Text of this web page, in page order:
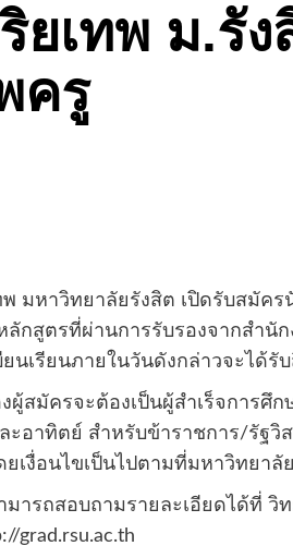
ยเทพ ม.รั
ครู
พ มหาวิทยาลัยรังสิต เปิดรับสมั
ลักสูตรที่ผ่านการรับรองจากสำนั
นเรียนภายในวันดังกล่าวจะได้รั
สมัครจะต้องเป็นผู้สำเร็จการศึ
ละอาทิตย์ สำหรับข้าราชการ/รัฐ
ยเงื่อนไขเป็นไปตามที่มหาวิทยาลั
ารถสอบถามรายละเอียดได้ที่ วิ
grad.rsu.ac.th